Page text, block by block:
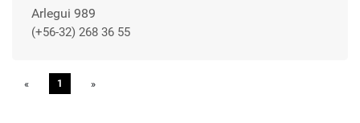
Arlegui 989
(+56-32) 268 36 55
« Previous
1 »